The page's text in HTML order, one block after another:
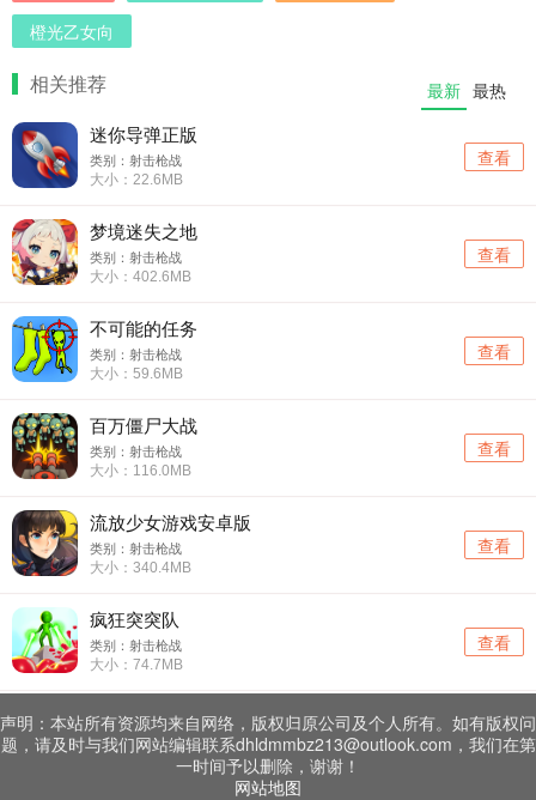
橙光乙女向
相关推荐 最新 最热
迷你导弹正版
类别：射击枪战
大小：22.6MB
查看
梦境迷失之地
类别：射击枪战
大小：402.6MB
查看
不可能的任务
类别：射击枪战
大小：59.6MB
查看
百万僵尸大战
类别：射击枪战
大小：116.0MB
查看
流放少女游戏安卓版
类别：射击枪战
大小：340.4MB
查看
疯狂突突队
类别：射击枪战
大小：74.7MB
查看
声明：本站所有资源均来自网络，版权归原公司及个人所有。如有版权问
题，请及时与我们网站编辑联系dhldmmbz213@outlook.com，我们在第
一时间予以删除，谢谢！
网站地图